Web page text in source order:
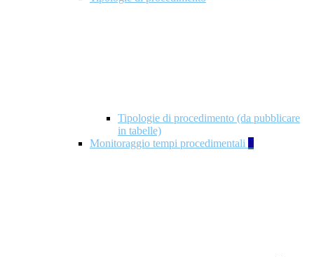
Tipologie di procedimento (da pubblicare
in tabelle)
Monitoraggio tempi procedimentali 4